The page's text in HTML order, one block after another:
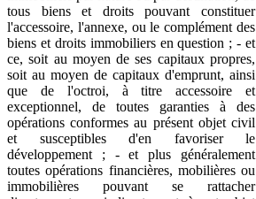
tous biens et droits pouvant constituer
l'accessoire, l'annexe, ou le complément des
biens et droits immobiliers en question ; - et
ce, soit au moyen de ses capitaux propres,
soit au moyen de capitaux d'emprunt, ainsi
que de l'octroi, à titre accessoire et
exceptionnel, de toutes garanties à des
opérations conformes au présent objet civil
et susceptibles d'en favoriser le
développement ; - et plus généralement
toutes opérations financières, mobilières ou
immobilières pouvant se rattacher